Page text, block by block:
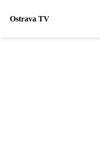
Ostrava TV